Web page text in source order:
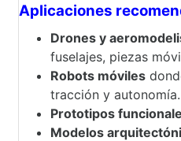
Aplicaciones
Drones y
fuselajes, piezas
Robots móviles
tracción y autonomía.
Prototipos
Modelos